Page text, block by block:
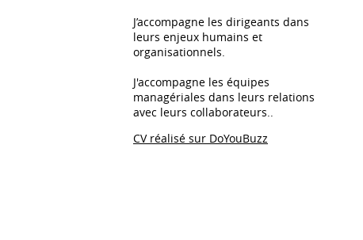
J’accompagne les dirigeants dans
leurs enjeux humains et
organisationnels.
J'accompagne les équipes
managériales dans leurs relations
avec leurs collaborateurs..
CV réalisé sur DoYouBuzz